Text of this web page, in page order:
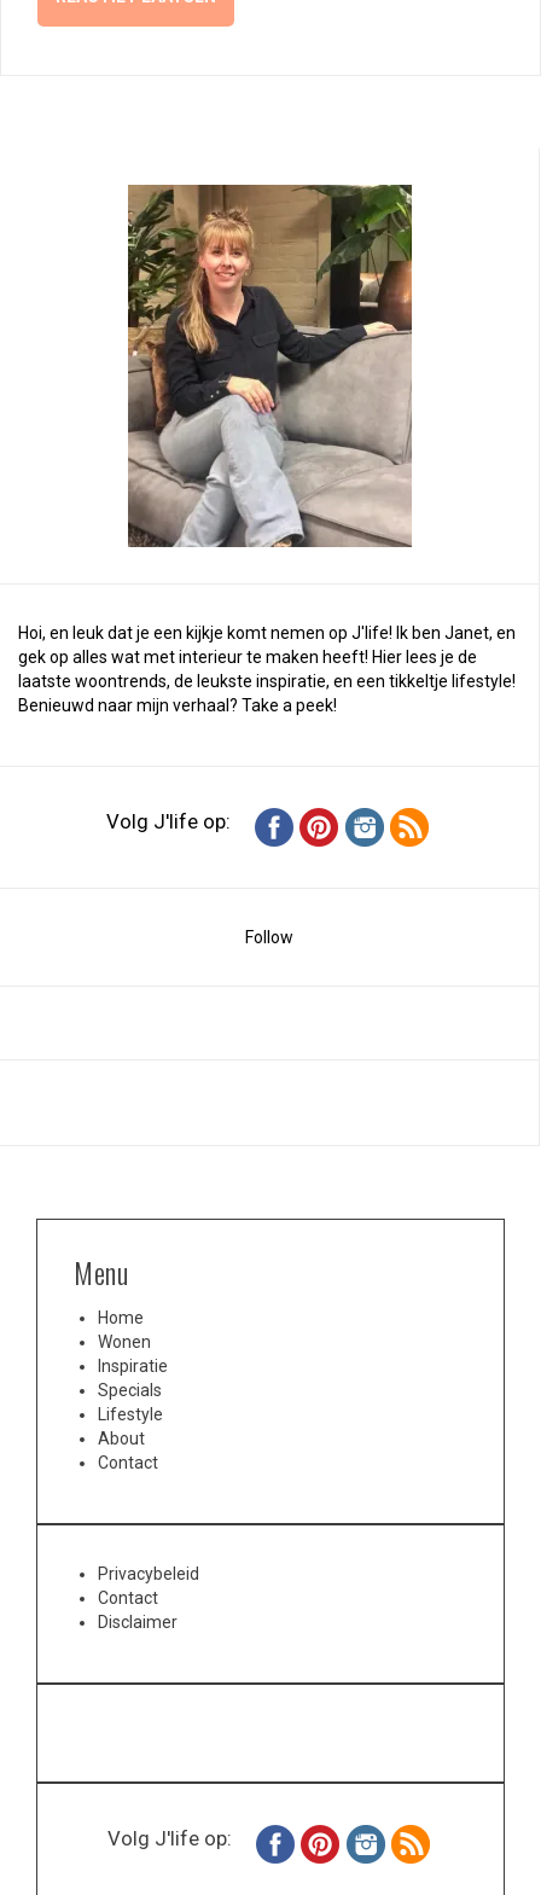
Hoi, en leuk dat je een kijkje komt nemen op J'life! Ik ben Janet, en
gek op alles wat met interieur te maken heeft! Hier lees je de
laatste woontrends, de leukste inspiratie, en een tikkeltje lifestyle!
Benieuwd naar mijn verhaal? Take a peek!
Volg J'life op:
Follow
Menu
Home
Wonen
Inspiratie
Specials
Lifestyle
About
Contact
Privacybeleid
Contact
Disclaimer
Volg J'life op: